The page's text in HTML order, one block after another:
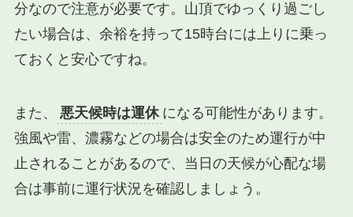
分なので注意が必要です。山頂でゆっくり過ごし
たい場合は、余裕を持って15時台には上りに乗っ
ておくと安心ですね。
また、 悪天候時は運休 になる可能性があります。
強風や雷、濃霧などの場合は安全のため運行が中
止されることがあるので、当日の天候が心配な場
合は事前に運行状況を確認しましょう。